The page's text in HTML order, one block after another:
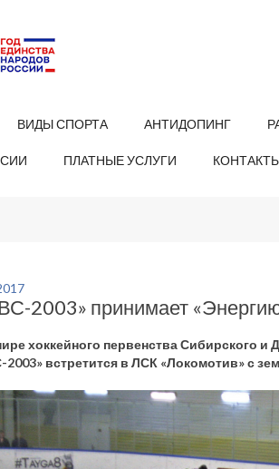
ВИДЫ СПОРТА АНТИДОПИНГ
ПЛАТНЫЕ УСЛУГИ
2003» принимает
хоккейного первенства Сибирского
2003» встретится в ЛСК «Локомотив» с